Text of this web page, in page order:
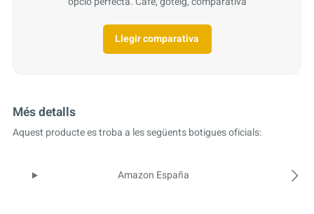
Llegir comparativa
Més detalls
Aquest producte es troba a les següents botigues oficials:
Amazon España